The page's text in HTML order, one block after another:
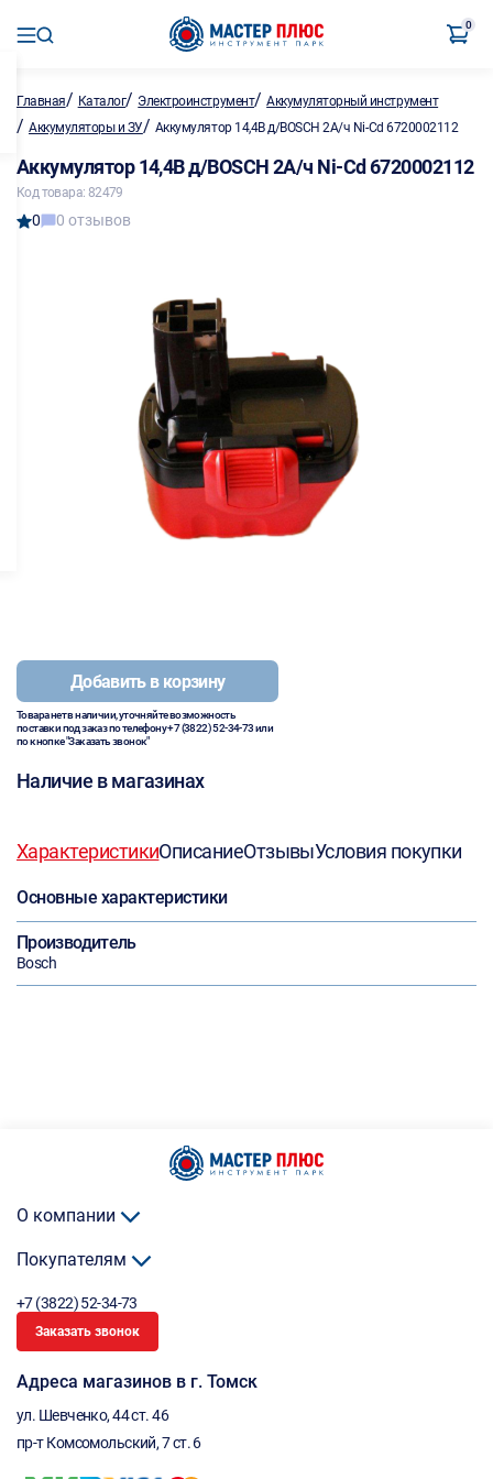
0
Главная/ Каталог/ Электроинструмент/Аккумуляторный инструмент
/ Аккумуляторы и ЗУ/ Аккумулятор 14,4В д/BOSCH 2А/ч Ni-Cd 6720002112
Аккумулятор 14,4В д/BOSCH 2А/ч Ni-Cd 6720002112
Код товара: 82479
0 0 отзывов
Добавить в корзину
Товара нет в наличии, уточняйте возможность
поставки под заказ по телефону+7 (3822) 52-34-73или
по кнопке "Заказать звонок"
Наличие в магазинах
ХарактеристикиОписаниеОтзывыУсловия покупки
Основные характеристики
Производитель
Bosch
О компании
Покупателям
+7 (3822) 52-34-73
Заказать звонок
Адреса магазинов в г. Томск
ул. Шевченко, 44 ст. 46
пр-т Комсомольский, 7 ст. 6